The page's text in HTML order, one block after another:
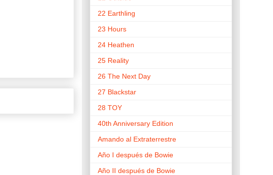
22 Earthling
23 Hours
24 Heathen
25 Reality
26 The Next Day
27 Blackstar
28 TOY
40th Anniversary Edition
Amando al Extraterrestre
Año I después de Bowie
Año II después de Bowie